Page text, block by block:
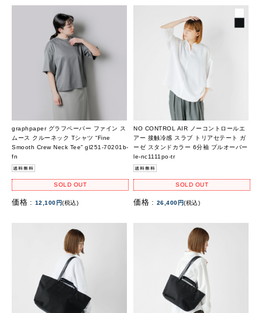
graphpaper グラフペーパー ファイン ス
ムース クルーネック Tシャツ “Fine
Smooth Crew Neck Tee” gl251-70201b-
fn
SOLD OUT
価格 : 12,100円(税込)
NO CONTROL AIR ノーコントロールエ
アー 接触冷感 スラブ トリアセテート ガ
ーゼ スタンドカラー 6分袖 プルオーバー
le-nc1111po-tr
SOLD OUT
価格 : 26,400円(税込)